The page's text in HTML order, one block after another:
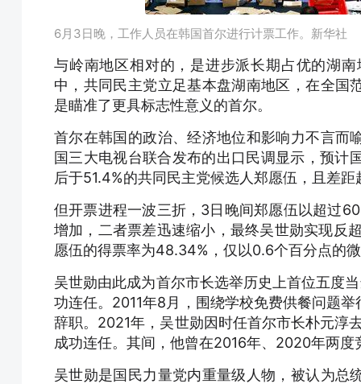
6月3日晚，工作人员在韩国首尔进行计票工作。新华社
与岭南地区相对的，是进步派长期占优的湖
中，共同民主党立足基本盘湖南地区，在全国
是瞄准了更具标志性意义的首尔。
首尔在韩国的政治、经济地位和影响力不言而
国三大电视台联合发布的出口民调显示，预计
后于51.4%的共同民主党候选人郑愿伍，且差
但开票进程一波三折，3日晚间郑愿伍以超过
增加，二者票差迅速缩小，最终吴世勋实现反
愿伍的得票率为48.34%，仅以0.6个百分点的
吴世勋由此成为首尔市长选举历史上首位五度
功连任。2011年8月，围绕学校免费供餐问题
辞职。2021年，吴世勋因时任首尔市长朴元淳
成功连任。其间，他曾在2016年、2020年两度
吴世勋是国民力量党内重量级人物，被认为总